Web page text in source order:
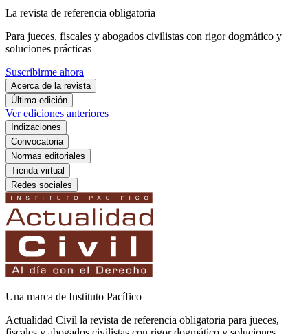
La revista de referencia obligatoria
Para jueces, fiscales y abogados civilistas con rigor dogmático y
soluciones prácticas
Suscribirme ahora
Acerca de la revista
Última edición
Ver ediciones anteriores
Indizaciones
Convocatoria
Normas editoriales
Tienda virtual
Redes sociales
Una marca de Instituto Pacífico
Actualidad Civil la revista de referencia obligatoria para jueces,